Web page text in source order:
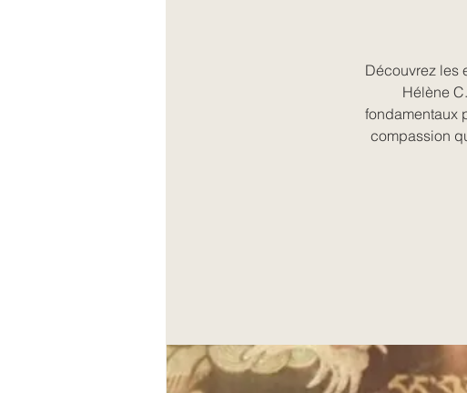
Découvrez les
Hélène
fondamentaux
compassion